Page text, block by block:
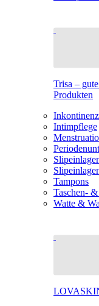
Trisa –
Produkten
Inkontinenz
Intimpflege
Tampons
Taschen-
Watte &